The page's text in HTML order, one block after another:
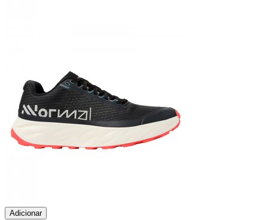
Adicionar